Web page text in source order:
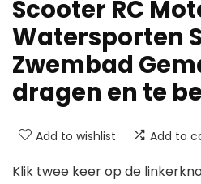
Scooter RC
Watersporten
Zwembad
dragen en te
Add to wishlist Add to
Klik twee keer op de